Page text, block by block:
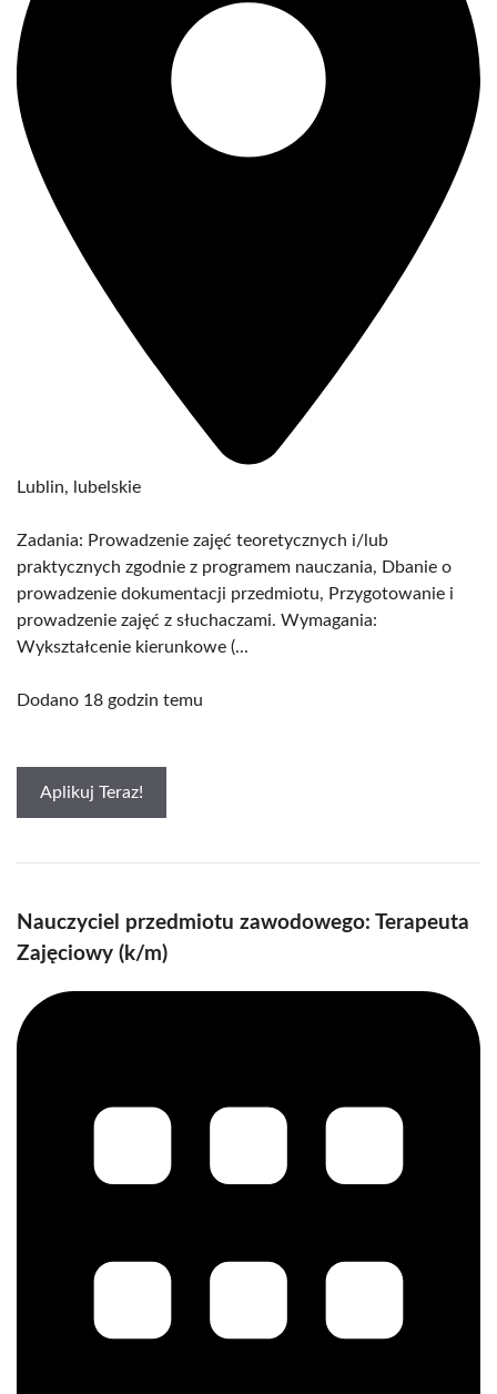
Lublin, lubelskie
Zadania: Prowadzenie zajęć teoretycznych i/lub
praktycznych zgodnie z programem nauczania, Dbanie o
prowadzenie dokumentacji przedmiotu, Przygotowanie i
prowadzenie zajęć z słuchaczami. Wymagania:
Wykształcenie kierunkowe (...
Dodano 18 godzin temu
Aplikuj Teraz!
Nauczyciel przedmiotu zawodowego: Terapeuta
Zajęciowy (k/m)